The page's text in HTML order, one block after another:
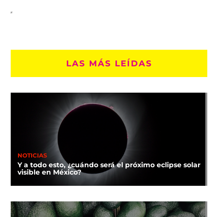
LAS MÁS LEÍDAS
NOTICIAS
Y a todo esto, ¿cuándo será el próximo eclipse solar
visible en México?